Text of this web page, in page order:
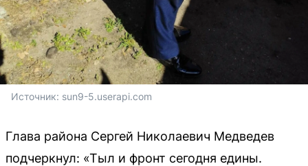
Источник: sun9-5.userapi.com
Глава района Сергей Николаевич Медведев
подчеркнул: «Тыл и фронт сегодня едины.